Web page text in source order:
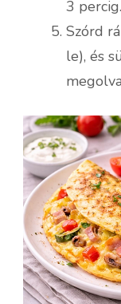
3 percig.
Szórd
le), és